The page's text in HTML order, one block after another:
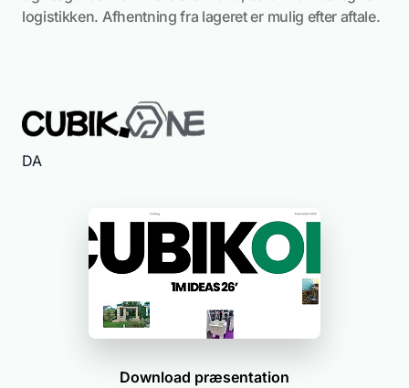
logistikken. Afhentning fra lageret er mulig efter aftale.
DA
Download præsentation